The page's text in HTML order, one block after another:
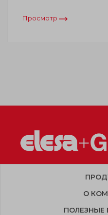
Просмотр
О
ПОЛЕЗНЫЕ